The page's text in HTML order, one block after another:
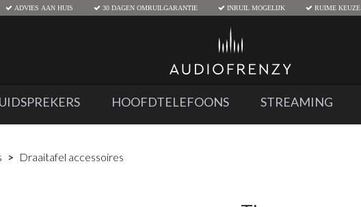
ADVIES AAN HUIS 30 DAGEN OMRUILGARANTIE INRUIL MOGELIJK RUIME KEUZE
HOOFDTELEFOONS STREAMING
Draaitafel accessoires